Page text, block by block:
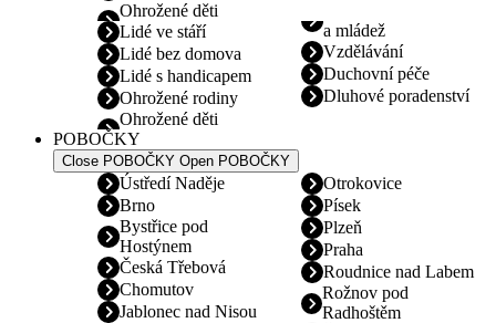
Ohrožené děti
Lidé ve stáří
Lidé bez domova
Lidé s handicapem
Ohrožené rodiny
Ohrožené děti
a mládež
Vzdělávání
Duchovní péče
Dluhové poradenství
POBOČKY
Close POBOČKY Open POBOČKY
Ústředí Naděje
Brno
Bystřice pod
Hostýnem
Česká Třebová
Chomutov
Jablonec nad Nisou
Otrokovice
Písek
Plzeň
Praha
Roudnice nad Labem
Rožnov pod
Radhoštěm